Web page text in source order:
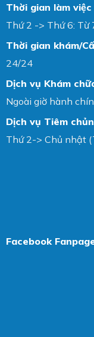
Thời gian làm việc
Thứ 2 -> Thứ 6: Từ
Thời gian khám/
24/24
Dịch vụ Khám
Ngoài giờ hành
Dịch vụ Tiêm
Thứ 2-> Chủ nhật
Facebook